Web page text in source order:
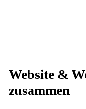
Website &
zusammen